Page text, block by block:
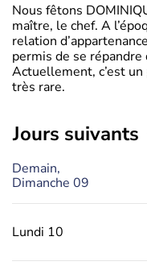
Nous fêtons
maître, le chef. A
relation
permis de se répandre
Actuellement, c’est
très rare.
jours suivants
Demain,
Dimanche 09
Lundi 10